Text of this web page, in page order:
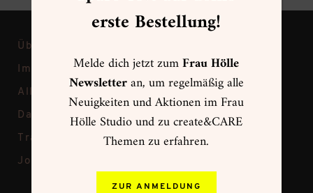
Über Frau Hölle
Impressum
Allgemeine Geschäftsbedingungen
Datenschutz
Transparenz bei Frau Hölle
Jobs
erste Bestellung!
Melde dich jetzt zumFrau Hölle
Newsletteran, um regelmäßig alle
Neuigkeiten und Aktionen im Frau
Hölle Studio und zu create&CARE
Themen zu erfahren.
ZUR ANMELDUNG